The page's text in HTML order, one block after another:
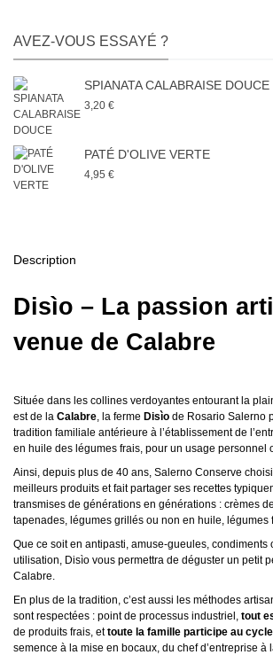
AVEZ-VOUS ESSAYÉ ?
SPIANATA CALABRAISE DOUCE
3,20 €
PATÉ D'OLIVE VERTE
4,95 €
Description
Disìo – La passion
venue de Calabre
Située dans les collines verdoyantes entourant la
est de la Calabre , la ferme Disìo de Rosario Salerno
tradition familiale antérieure à l’établissement de
en huile des légumes frais, pour un usage personnel
Ainsi, depuis plus de 40 ans, Salerno Conserve
meilleurs produits et fait partager ses recettes
transmises de générations en générations : crèmes
tapenades, légumes grillés ou non en huile, légumes
Que ce soit en antipasti, amuse-gueules, condiments
utilisation, Disìo vous permettra de déguster un petit
Calabre.
En plus de la tradition, c’est aussi les méthodes
sont respectées : point de processus industriel, tout
de produits frais, ettoute la famille participe au
semence à la mise en bocaux, du chef d’entreprise à